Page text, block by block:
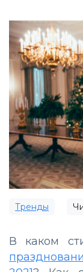
Тренды
В каком